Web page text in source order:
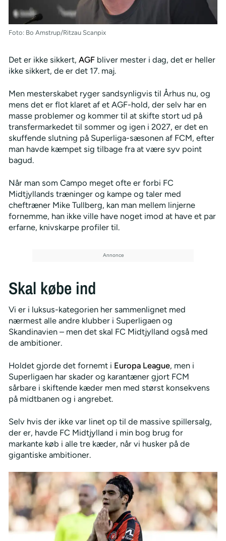
Foto: Bo Amstrup/Ritzau Scanpix
Det er ikke sikkert, AGFbliver mester i dag, det er heller
ikke sikkert, de er det 17. maj.
Men mesterskabet ryger sandsynligvis til Århus nu, og
mens det er flot klaret af et AGF-hold, der selv har en
masse problemer og kommer til at skifte stort ud på
transfermarkedet til sommer og igen i 2027, er det en
skuffende slutning på Superliga-sæsonen af FCM, efter
man havde kæmpet sig tilbage fra at være syv point
bagud.
Når man som Campo meget ofte er forbi FC
Midtjyllands træninger og kampe og taler med
cheftræner Mike Tullberg, kan man mellem linjerne
fornemme, han ikke ville have noget imod at have et par
erfarne, knivskarpe profiler til.
Skal købe ind
Vi er i luksus-kategorien her sammenlignet med
nærmest alle andre klubber i Superligaen og
Skandinavien – men det skal FC Midtjylland også med
de ambitioner.
Holdet gjorde det fornemt i Europa League, men i
Superligaen har skader og karantæner gjort FCM
sårbare i skiftende kæder men med størst konsekvens
på midtbanen og i angrebet.
Selv hvis der ikke var linet op til de massive spillersalg,
der er, havde FC Midtjylland i min bog brug for
markante køb i alle tre kæder, når vi husker på de
gigantiske ambitioner.